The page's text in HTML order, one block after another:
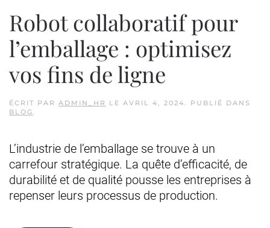
Robot collaboratif pour
l’emballage : optimisez
vos fins de ligne
ÉCRIT PAR ADMIN_HR LE AVRIL 4, 2024
. PUBLIÉ DANS
BLOG
L’industrie de l’emballage se trouve à un
carrefour stratégique. La quête d’efficacité, de
durabilité et de qualité pousse les entreprises à
repenser leurs processus de production.